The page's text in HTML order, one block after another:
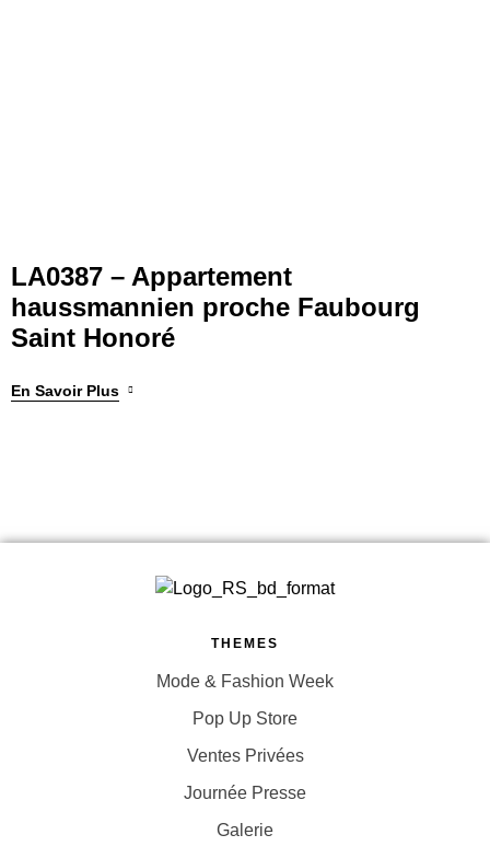
LA0387 – Appartement
haussmannien proche Faubourg
Saint Honoré
En Savoir Plus
THEMES
Mode & Fashion Week
Pop Up Store
Ventes Privées
Journée Presse
Galerie